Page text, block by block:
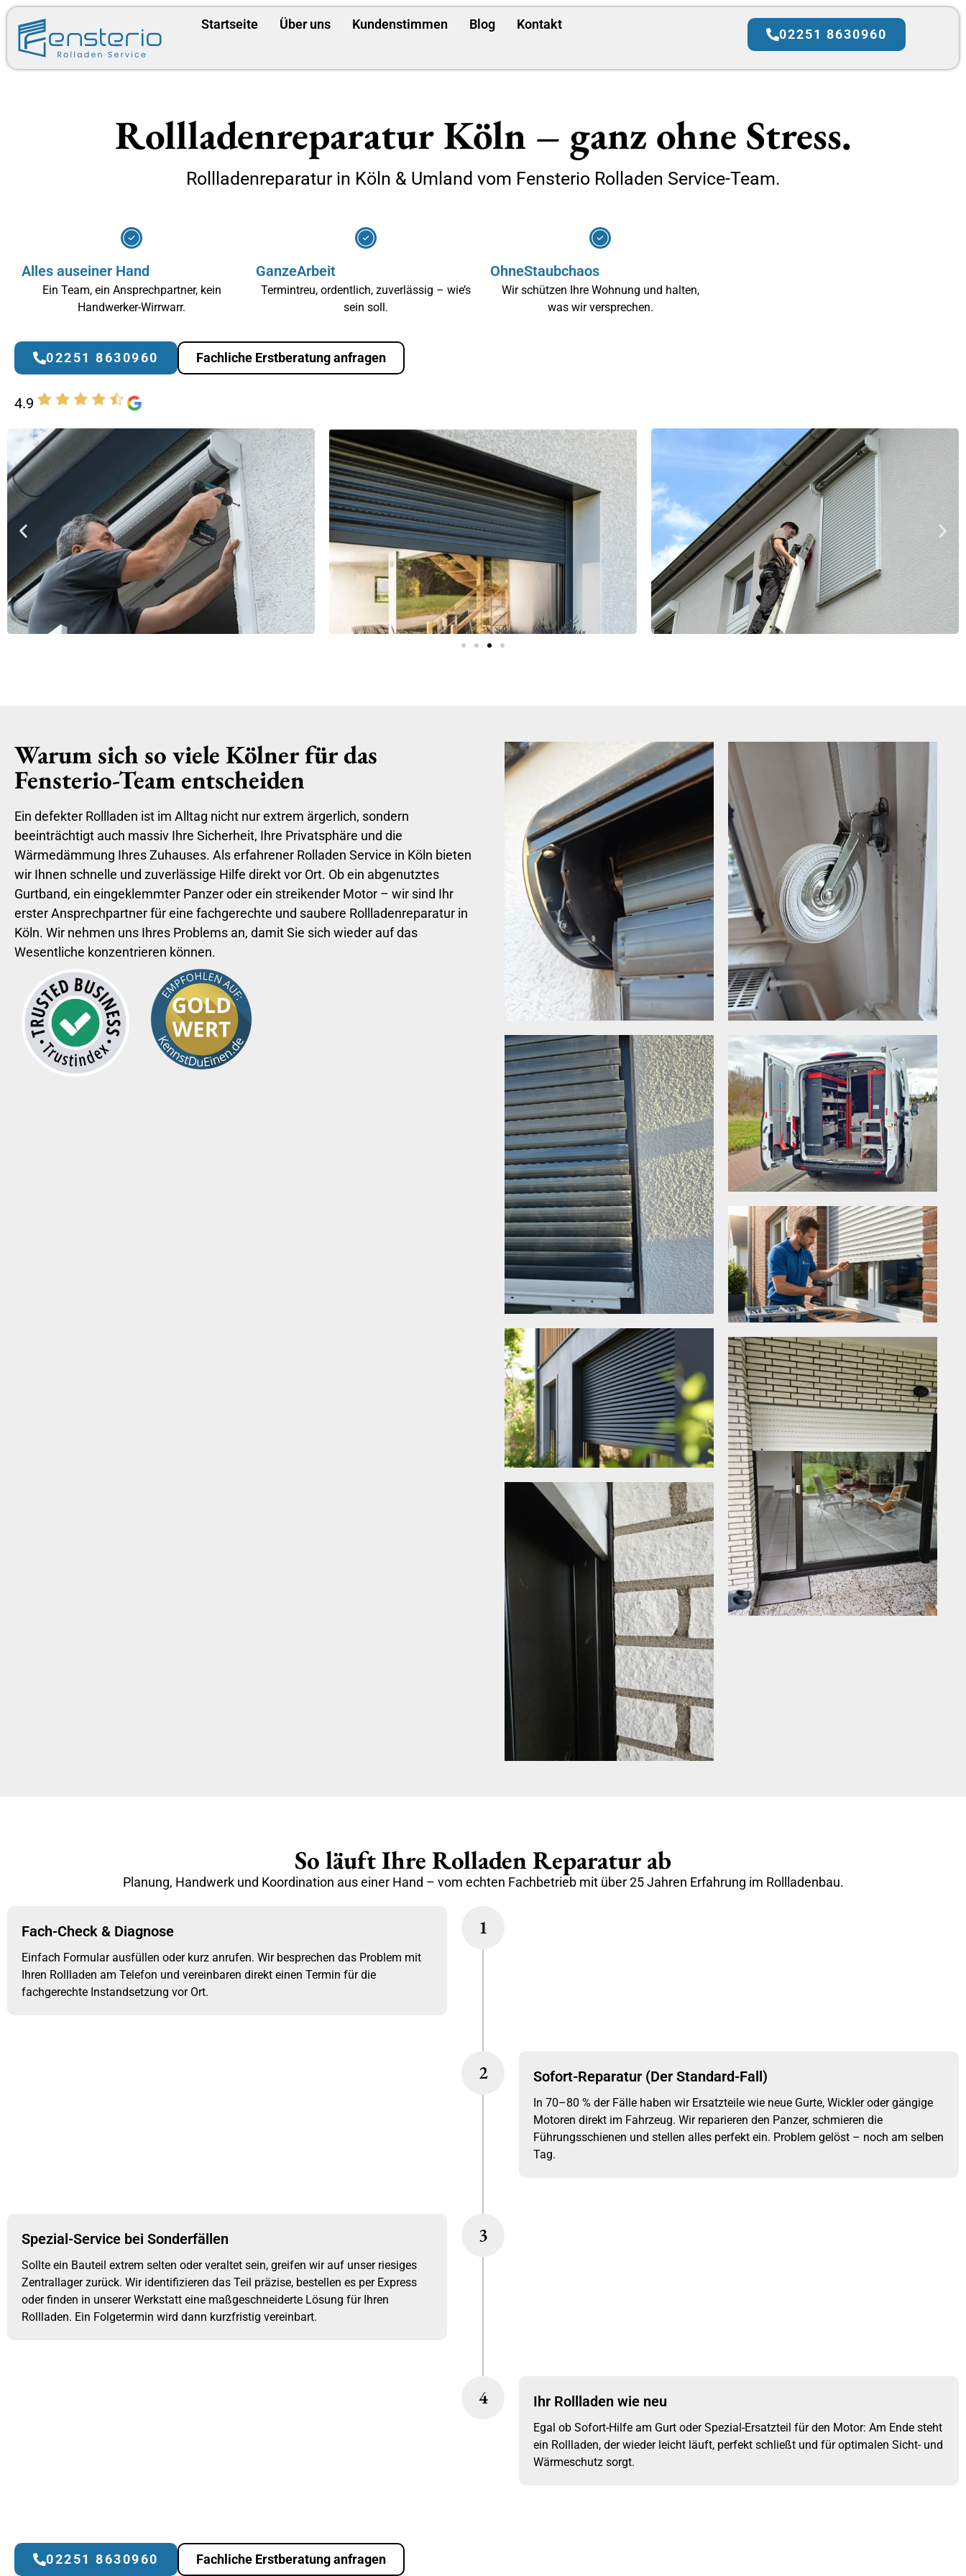
Startseite Über uns Kundenstimmen Blog Kontakt
02251 8630960
Rollladenreparatur Köln – ganz ohne Stress.
Rollladenreparatur in Köln & Umland vom Fensterio Rolladen Service-Team.
Alles auseiner Hand
Ein Team, ein Ansprechpartner, kein
Handwerker-Wirrwarr.
GanzeArbeit
Termintreu, ordentlich, zuverlässig – wie’s
sein soll.
OhneStaubchaos
Wir schützen Ihre Wohnung und halten,
was wir versprechen.
02251 8630960 Fachliche Erstberatung anfragen
4.9
Warum sich so viele Kölner für das
Fensterio-Team entscheiden
Ein defekter Rollladen ist im Alltag nicht nur extrem ärgerlich, sondern
beeinträchtigt auch massiv Ihre Sicherheit, Ihre Privatsphäre und die
Wärmedämmung Ihres Zuhauses. Als erfahrener Rolladen Service in Köln bieten
wir Ihnen schnelle und zuverlässige Hilfe direkt vor Ort. Ob ein abgenutztes
Gurtband, ein eingeklemmter Panzer oder ein streikender Motor – wir sind Ihr
erster Ansprechpartner für eine fachgerechte und saubere Rollladenreparatur in
Köln. Wir nehmen uns Ihres Problems an, damit Sie sich wieder auf das
Wesentliche konzentrieren können.
So läuft Ihre Rolladen Reparatur ab
Planung, Handwerk und Koordination aus einer Hand – vom echten Fachbetrieb mit über 25 Jahren Erfahrung im Rollladenbau.
Fach-Check & Diagnose
Einfach Formular ausfüllen oder kurz anrufen. Wir besprechen das Problem mit
Ihren Rollladen am Telefon und vereinbaren direkt einen Termin für die
fachgerechte Instandsetzung vor Ort.
1
Sofort-Reparatur (Der Standard-Fall)
In 70–80 % der Fälle haben wir Ersatzteile wie neue Gurte, Wickler oder gängige
Motoren direkt im Fahrzeug. Wir reparieren den Panzer, schmieren die
Führungsschienen und stellen alles perfekt ein. Problem gelöst – noch am selben
Tag.
2
Spezial-Service bei Sonderfällen
Sollte ein Bauteil extrem selten oder veraltet sein, greifen wir auf unser riesiges
Zentrallager zurück. Wir identifizieren das Teil präzise, bestellen es per Express
oder finden in unserer Werkstatt eine maßgeschneiderte Lösung für Ihren
Rollladen. Ein Folgetermin wird dann kurzfristig vereinbart.
3
Ihr Rollladen wie neu
Egal ob Sofort-Hilfe am Gurt oder Spezial-Ersatzteil für den Motor: Am Ende steht
ein Rollladen, der wieder leicht läuft, perfekt schließt und für optimalen Sicht- und
Wärmeschutz sorgt.
4
02251 8630960 Fachliche Erstberatung anfragen